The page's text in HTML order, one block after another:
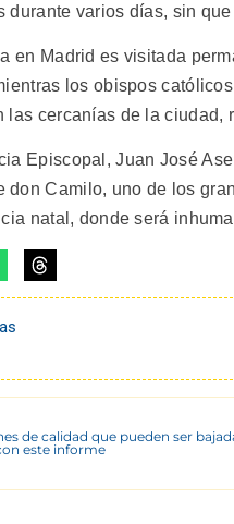
durante varios días, sin
en Madrid es visitada
los obispos
cercanías de la ciudad,
Episcopal, Juan José
don Camilo, uno de los
natal, donde será
de calidad que pueden ser
este informe